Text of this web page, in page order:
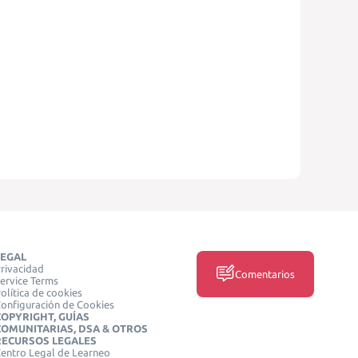
Terms
de cookies
de Cookies
GUÍAS
DSA & OTROS
LEGALES
Legal de Learneo
Comentarios